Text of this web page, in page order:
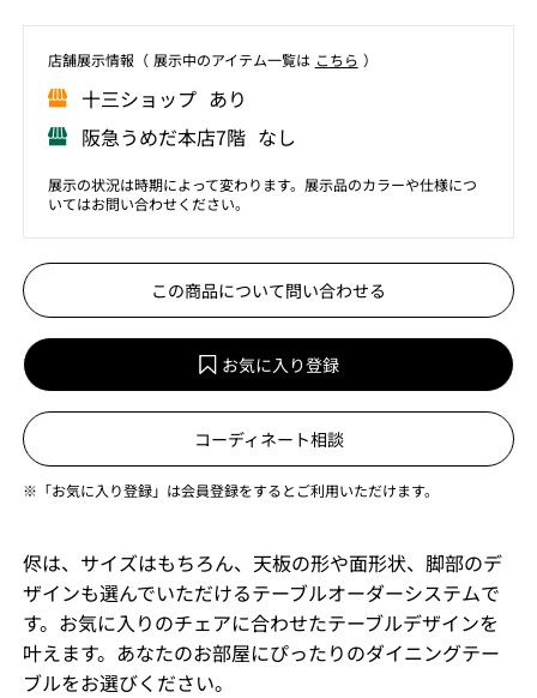
店舗展⽰情報（ 展⽰中のアイテム⼀覧は こちら ）
⼗三ショップ あり
阪急うめだ本店7階 なし
展示の状況は時期によって変わります。展示品のカラーや仕様につ
いてはお問い合わせください。
この商品について問い合わせる
お気に入り登録
コーディネート相談
※「お気に入り登録」は会員登録をするとご利用いただけます。
侭は、サイズはもちろん、天板の形や面形状、脚部のデ
ザインも選んでいただけるテーブルオーダーシステムで
す。お気に入りのチェアに合わせたテーブルデザインを
叶えます。あなたのお部屋にぴったりのダイニングテー
ブルをお選びください。